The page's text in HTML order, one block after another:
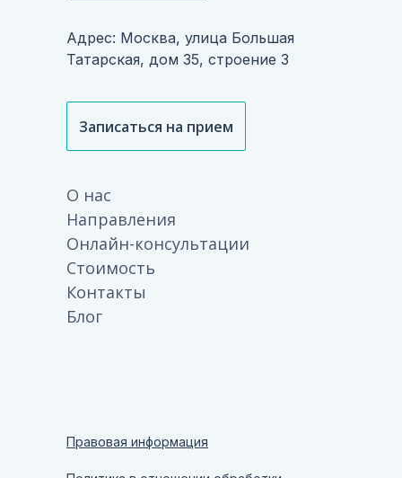
Адрес: Москва, улица Большая
Татарская, дом 35, строение 3
Правовая информация
Записаться на прием
О нас
Направления
Онлайн-консультации
Стоимость
Контакты
Блог